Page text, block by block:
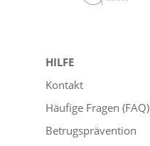
HILFE
Kontakt
Häufige Fragen (FAQ)
Betrugsprävention